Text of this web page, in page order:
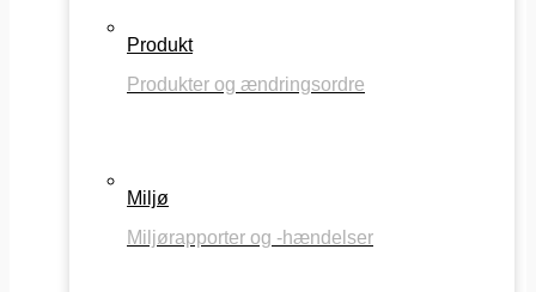
Produkt
Produkter og ændringsordre
Miljø
Miljørapporter og -hændelser